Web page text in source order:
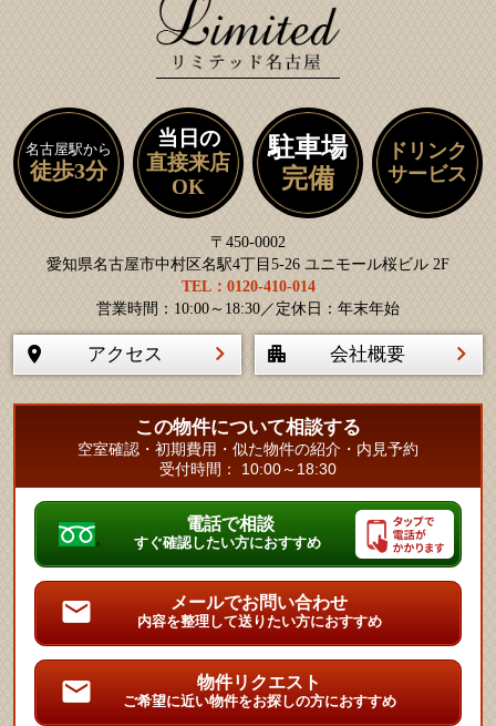
名古屋駅から
徒歩3分
当日の
直接来店
OK
駐車場
完備
ドリンク
サービス
〒450-0002
愛知県名古屋市中村区名駅4丁目5-26 ユニモール桜ビル 2F
TEL：0120-410-014
営業時間：10:00～18:30／定休日：年末年始
アクセス 会社概要
この物件について相談する
空室確認・初期費用・似た物件の紹介・内見予約
受付時間： 10:00～18:30
電話で相談
すぐ確認したい方におすすめ
メールでお問い合わせ
内容を整理して送りたい方におすすめ
物件リクエスト
ご希望に近い物件をお探しの方におすすめ